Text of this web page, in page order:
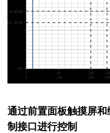
通过前置面板触摸屏
制接口进行控制